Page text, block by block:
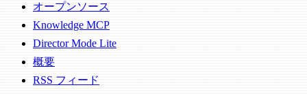
オープンソース
Knowledge MCP
Director Mode Lite
概要
RSS フィード